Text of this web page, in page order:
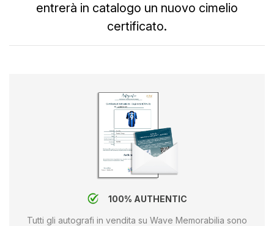
entrerà in catalogo un nuovo cimelio
certificato.
100% AUTHENTIC
Tutti gli autografi in vendita su Wave Memorabilia sono